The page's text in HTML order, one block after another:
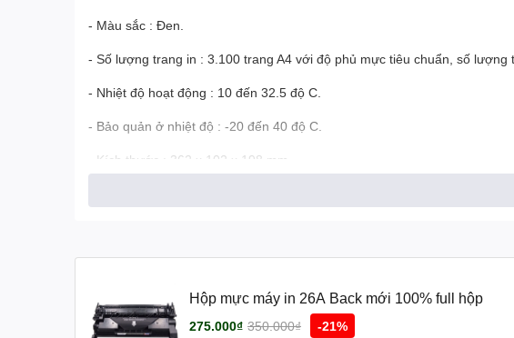
- Màu sắc : Đen.
- Số lượng trang in : 3.100 trang A4 với độ phủ mực tiêu chuẩn, số
- Nhiệt độ hoạt động : 10 đến 32.5 độ C.
- Bảo quản ở nhiệt độ : -20 đến 40 độ C.
- Kích thước : 362 x 102 x 198 mm.
Hộp mực máy in 26A Back mới 100% full hộp
275.000₫ 350.000₫
-21%